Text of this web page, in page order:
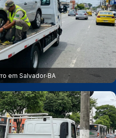
em Salvador‑BA